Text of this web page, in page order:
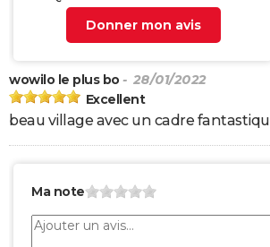
Donner mon avis
wowilo le plus bo - 28/01/2022
Excellent
beau village avec un cadre
Ma note